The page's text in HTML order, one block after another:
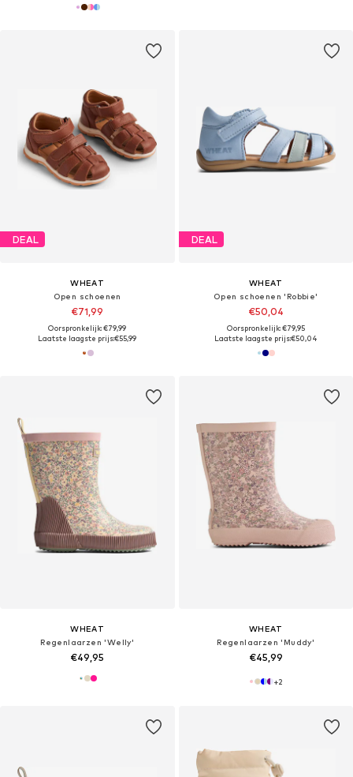
DEAL
WHEAT
Open schoenen
€71,99
Oorspronkelijk: €79,99
Laatste laagste prijs:€55,99
DEAL
WHEAT
Open schoenen 'Robbie'
€50,04
Oorspronkelijk: €79,95
Laatste laagste prijs:€50,04
WHEAT
Regenlaarzen 'Welly'
€49,95
WHEAT
Regenlaarzen 'Muddy'
€45,99
+2